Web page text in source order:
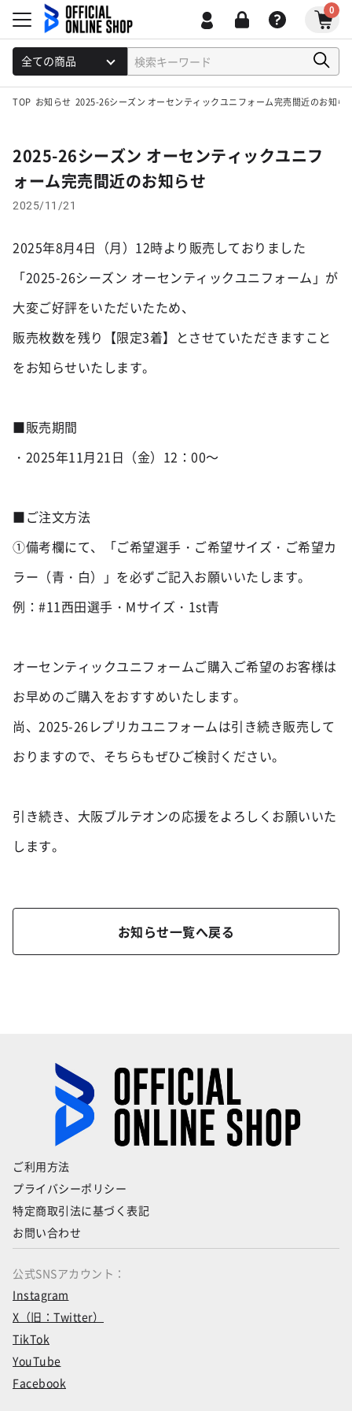
0
TOP お知らせ 2025-26シーズン オーセンティックユニフォーム完売間近のお知ら
2025-26シーズン オーセンティックユニフ
ォーム完売間近のお知らせ
2025/11/21
2025年8月4日（月）12時より販売しておりました
「2025-26シーズン オーセンティックユニフォーム」が
大変ご好評をいただいたため、
販売枚数を残り【限定3着】とさせていただきますこと
をお知らせいたします。
■販売期間
・2025年11月21日（金）12：00～
■ご注文方法
①備考欄にて、「ご希望選手・ご希望サイズ・ご希望カ
ラー（青・白）」を必ずご記入お願いいたします。
例：#11西田選手・Mサイズ・1st青
オーセンティックユニフォームご購入ご希望のお客様は
お早めのご購入をおすすめいたします。
尚、2025-26レプリカユニフォームは引き続き販売して
おりますので、そちらもぜひご検討ください。
引き続き、大阪ブルテオンの応援をよろしくお願いいた
します。
お知らせ一覧へ戻る
ご利用方法
プライバシーポリシー
特定商取引法に基づく表記
お問い合わせ
公式SNSアカウント：
Instagram
X（旧：Twitter）
TikTok
YouTube
Facebook